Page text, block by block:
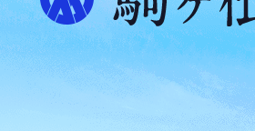
プ
ス
が